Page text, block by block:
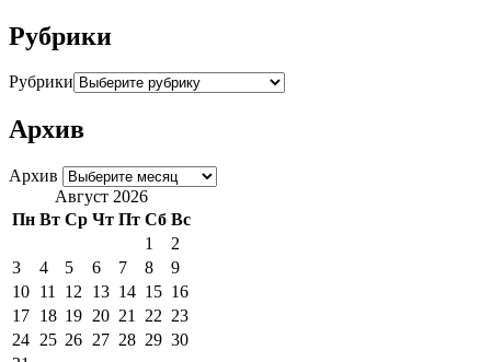
Рубрики
Рубрики
Архив
Архив
Август 2026
Пн Вт Ср Чт Пт Сб Вс
1
2
3
4 5 6 7 8
9
10 11 12 13 14 15 16
17 18 19 20 21 22 23
24 25 26 27 28 29 30